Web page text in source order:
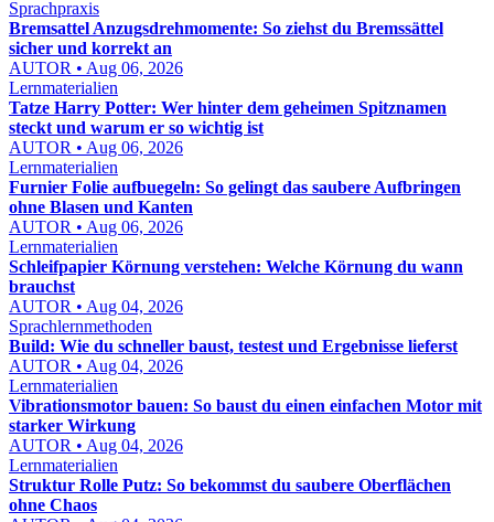
Sprachpraxis
Bremsattel Anzugsdrehmomente: So ziehst du Bremssättel
sicher und korrekt an
AUTOR • Aug 06, 2026
Lernmaterialien
Tatze Harry Potter: Wer hinter dem geheimen Spitznamen
steckt und warum er so wichtig ist
AUTOR • Aug 06, 2026
Lernmaterialien
Furnier Folie aufbuegeln: So gelingt das saubere Aufbringen
ohne Blasen und Kanten
AUTOR • Aug 06, 2026
Lernmaterialien
Schleifpapier Körnung verstehen: Welche Körnung du wann
brauchst
AUTOR • Aug 04, 2026
Sprachlernmethoden
Build: Wie du schneller baust, testest und Ergebnisse lieferst
AUTOR • Aug 04, 2026
Lernmaterialien
Vibrationsmotor bauen: So baust du einen einfachen Motor mit
starker Wirkung
AUTOR • Aug 04, 2026
Lernmaterialien
Struktur Rolle Putz: So bekommst du saubere Oberflächen
ohne Chaos